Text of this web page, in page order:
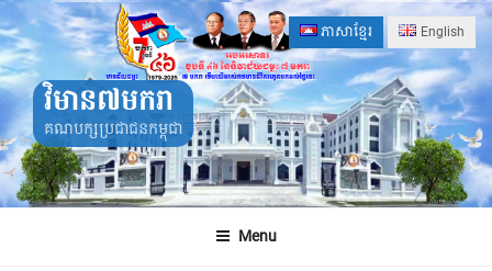
Skip
to
content
ភាសាខ្មែរ English
វិមាន៧មករា
គណបក្សប្រជាជនកម្ពុជា
Menu